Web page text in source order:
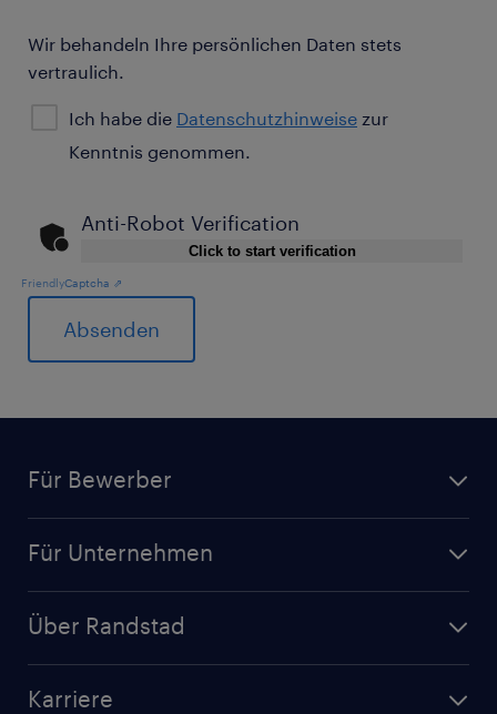
Wir behandeln Ihre persönlichen Daten stets
vertraulich.
Ich habe die Datenschutzhinweise zur
Kenntnis genommen.
Anti-Robot Verification
Click to start verification
FriendlyCaptcha ⇗
Für Bewerber
Für Unternehmen
Über Randstad
Karriere